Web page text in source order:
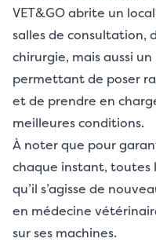
VET&GO abrite un
salles de consultation,
chirurgie, mais aussi
permettant de poser
et de prendre en
meilleures conditions.
À noter que pour
chaque instant, toutes
qu’il s’agisse de
en médecine
sur ses machines.